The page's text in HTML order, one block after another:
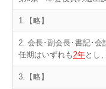
1.【略】
2. 会長･副会長･書記･会
任期はいずれも2年とし
3.【略】